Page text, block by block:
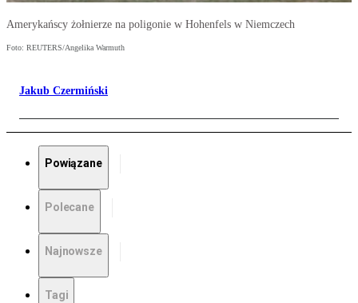
Amerykańscy żołnierze na poligonie w Hohenfels w Niemczech
Foto: REUTERS/Angelika Warmuth
Jakub Czermiński
Powiązane
Polecane
Najnowsze
Tagi